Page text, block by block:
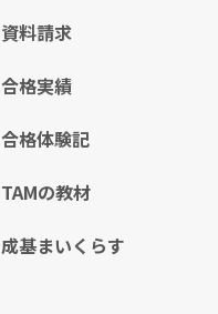
資料請求
合格実績
合格体験記
TAMの教材
成基まいくらす